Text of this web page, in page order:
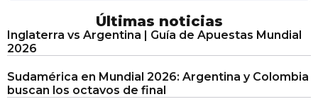
Últimas noticias
Inglaterra vs Argentina | Guía de Apuestas Mundial
2026
Sudamérica en Mundial 2026: Argentina y Colombia
buscan los octavos de final